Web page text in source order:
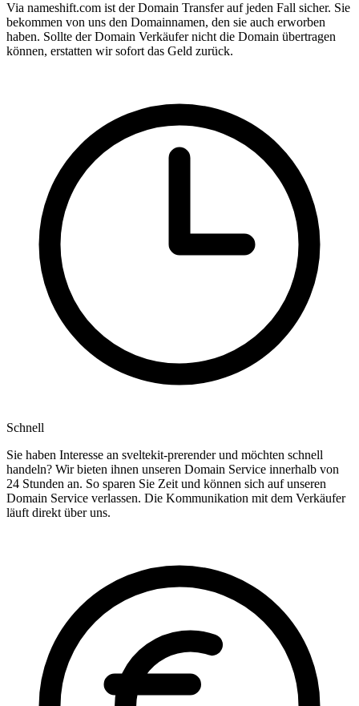
Via nameshift.com ist der Domain Transfer auf jeden Fall sicher. Sie
bekommen von uns den Domainnamen, den sie auch erworben
haben. Sollte der Domain Verkäufer nicht die Domain übertragen
können, erstatten wir sofort das Geld zurück.
Schnell
Sie haben Interesse an sveltekit-prerender und möchten schnell
handeln? Wir bieten ihnen unseren Domain Service innerhalb von
24 Stunden an. So sparen Sie Zeit und können sich auf unseren
Domain Service verlassen. Die Kommunikation mit dem Verkäufer
läuft direkt über uns.